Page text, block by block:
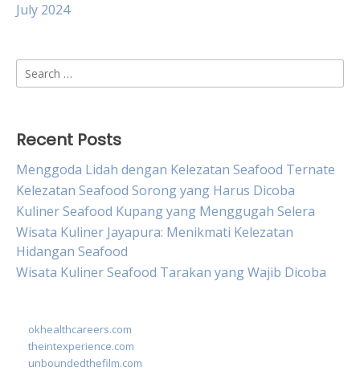
July 2024
Search
for:
Recent Posts
Menggoda Lidah dengan Kelezatan Seafood Ternate
Kelezatan Seafood Sorong yang Harus Dicoba
Kuliner Seafood Kupang yang Menggugah Selera
Wisata Kuliner Jayapura: Menikmati Kelezatan
Hidangan Seafood
Wisata Kuliner Seafood Tarakan yang Wajib Dicoba
okhealthcareers.com
theintexperience.com
unboundedthefilm.com